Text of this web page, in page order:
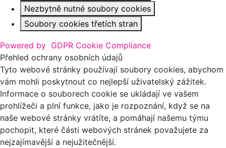
Nezbytně nutné soubory cookies
Soubory cookies třetích stran
Powered by GDPR Cookie Compliance
Přehled ochrany osobních údajů
Tyto webové stránky používají soubory cookies, abychom
vám mohli poskytnout co nejlepší uživatelský zážitek.
Informace o souborech cookie se ukládají ve vašem
prohlížeči a plní funkce, jako je rozpoznání, když se na
naše webové stránky vrátíte, a pomáhají našemu týmu
pochopit, které části webových stránek považujete za
nejzajímavější a nejužitečnější.